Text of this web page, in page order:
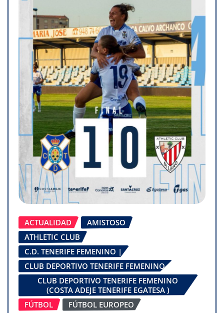
ACTUALIDAD
AMISTOSO
ATHLETIC CLUB
C.D. TENERIFE FEMENINO |
CLUB DEPORTIVO TENERIFE FEMENINO
CLUB DEPORTIVO TENERIFE FEMENINO
(COSTA ADEJE TENERIFE EGATESA )
FÚTBOL
FÚTBOL EUROPEO